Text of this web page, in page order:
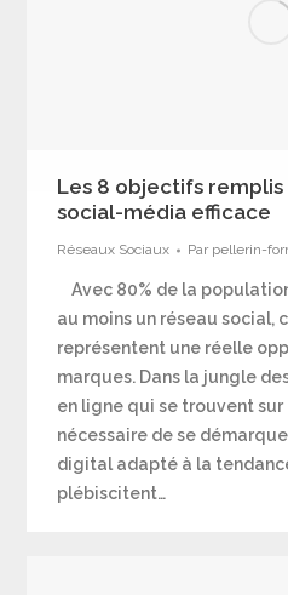
Les 8 objectifs
social-média efficace
Réseaux Sociaux Par pellerin-
Avec 80% de la
au moins un réseau social,
représentent une réelle
marques. Dans la jungle
en ligne qui se trouvent
nécessaire de se
digital adapté à la
plébiscitent…